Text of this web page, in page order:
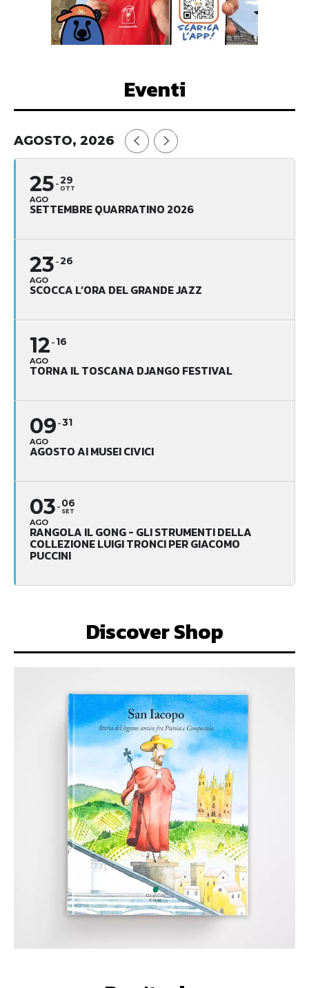
Eventi
AGOSTO, 2026
25
AGO
29
OTT
SETTEMBRE QUARRATINO 2026
23
AGO
26
SCOCCA L’ORA DEL GRANDE JAZZ
12
AGO
16
TORNA IL TOSCANA DJANGO FESTIVAL
09
AGO
31
AGOSTO AI MUSEI CIVICI
03
AGO
06
SET
RANGOLA IL GONG - GLI STRUMENTI DELLA
COLLEZIONE LUIGI TRONCI PER GIACOMO
PUCCINI
Discover Shop